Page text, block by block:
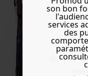
Do you
son bon
services
des